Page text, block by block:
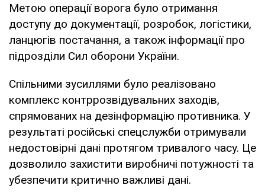
Метою операції ворога було отримання
доступу до документації, розробок, логістики,
ланцюгів постачання, а також інформації про
підрозділи Сил оборони України.
Спільними зусиллями було реалізовано
комплекс контррозвідувальних заходів,
спрямованих на дезінформацію противника. У
результаті російські спецслужби отримували
недостовірні дані протягом тривалого часу. Це
дозволило захистити виробничі потужності та
убезпечити критично важливі дані.